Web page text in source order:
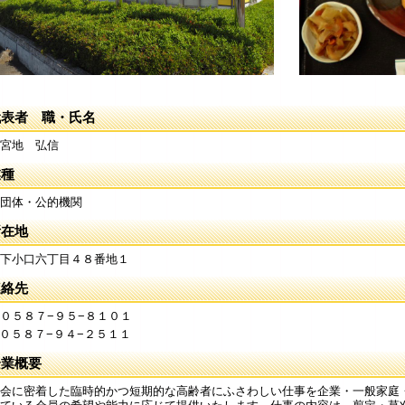
者 職・氏名
地 弘信
体・公的機関
地
小口六丁目４８番地１
先
５８７−９５−８１０１
５８７−９４−２５１１
概要
に密着した臨時的かつ短期的な高齢者にふさわしい仕事を企業・一般家